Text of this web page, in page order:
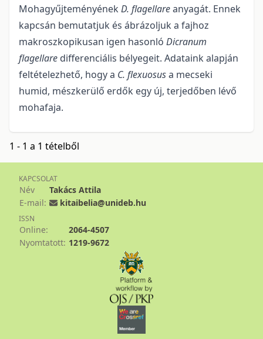
Mohagyűjteményének D. flagellareanyagát. Ennek
kapcsán bemutatjuk és ábrázoljuk a fajhoz
makroszkopikusan igen hasonló Dicranum
flagellare differenciális bélyegeit. Adataink alapján
feltételezhető, hogy a C. flexuosusa mecseki
humid, mészkerülő erdők egy új, terjedőben lévő
mohafaja.
1 - 1 a 1 tételből
KAPCSOLAT
Név
Takács Attila
E-mail:
kitaibelia@unideb.hu
ISSN
Online:
2064-4507
Nyomtatott: 1219-9672